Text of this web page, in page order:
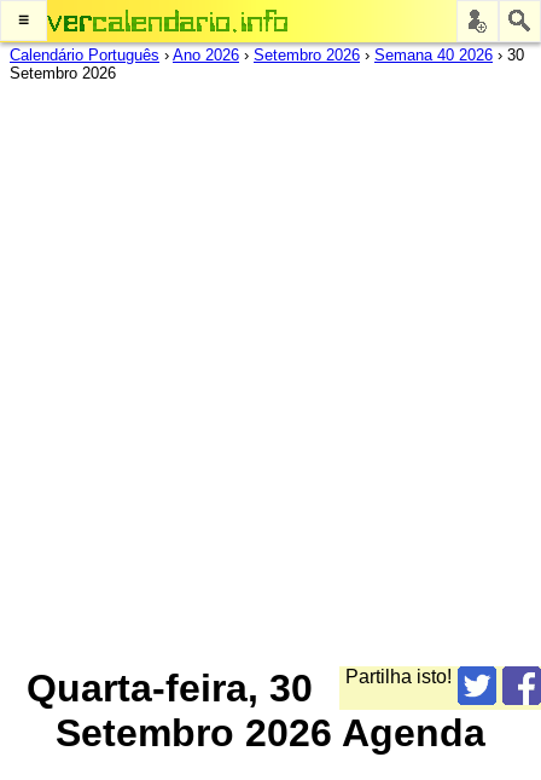
≡
Calendário Português › Ano 2026 › Setembro 2026 › Semana 40 2026 › 30
Setembro 2026
Partilha isto!
Quarta-feira, 30
Setembro 2026 Agenda